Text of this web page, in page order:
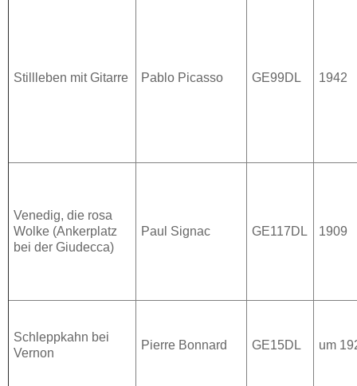
Stillleben mit Gitarre Pablo Picasso GE99DL 1942
Venedig, die rosa
Wolke (Ankerplatz
bei der Giudecca)
Paul Signac GE117DL 1909
Schleppkahn bei
Vernon
Pierre Bonnard GE15DL um